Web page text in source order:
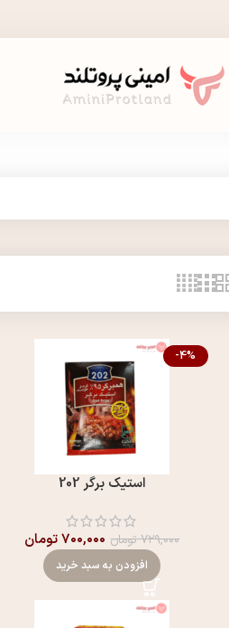
-4%
استیک برگر 202
۷۲۹,۰۰۰تومان ۷۰۰,۰۰۰تومان
افزودن به سبد خرید